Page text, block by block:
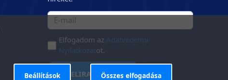
Elfogadom az Adatvédelmi
Nyilatkozatot.
FELIRATKOZÁS
Beállítások Összes elfogadása